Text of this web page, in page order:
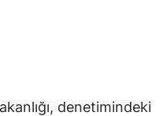
denetimindeki